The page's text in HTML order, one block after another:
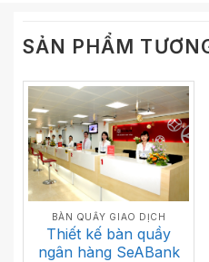
SẢN PHẨM
BÀN QUẦY GIAO DỊCH
Thiết kế bàn quầy
ngân hàng SeABank